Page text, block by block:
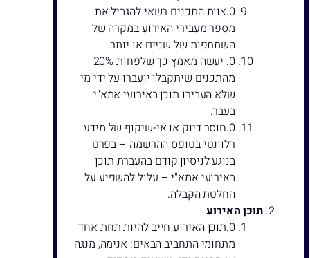
צוות התכנים רשאי להגביל את
מספר מעבירי האירוע במקרה של
השתתפות של שניים או יותר.
יעשה מאמץ כך שלפחות 20%
מהתכנים שיתקבלו יועברו על ידי מי
שלא העבירו תוכן באירועי אמא"י
בעבר.
חוסר דיוק או אי-שיקוף של מידע
רלוונטי בטופס ההרשמה – בפרט
בנוגע לניסיון קודם בהעברת תוכן
באירועי אמא"י – עלול להשפיע על
החלטת הקבלה.
תוכן האירוע
תוכן האירוע חייב להיות תחת אחד
מתחומי התחביב הבאים: אנימה, מנגה